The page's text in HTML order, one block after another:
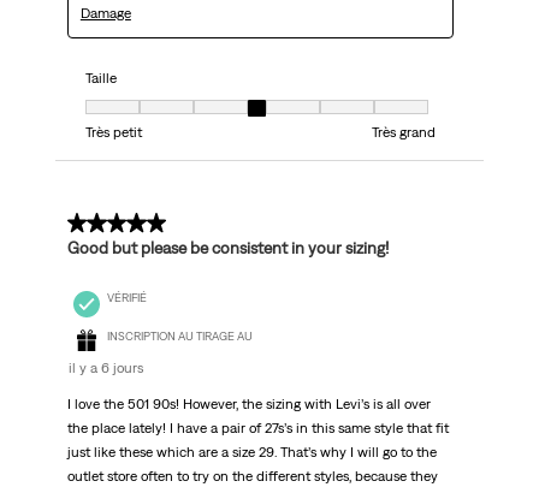
Damage
Taille
Taille, 4 sur 7, où 1 est égal à Très petit et 7 est égal à Très grand
Très petit
Très grand
5 sur 5 étoiles.
Good but please be consistent in your sizing!
VÉRIFIÉ
INSCRIPTION AU TIRAGE AU
il y a 6 jours
I love the 501 90s! However, the sizing with Levi’s is all over
the place lately! I have a pair of 27s’s in this same style that fit
just like these which are a size 29. That’s why I will go to the
outlet store often to try on the different styles, because they